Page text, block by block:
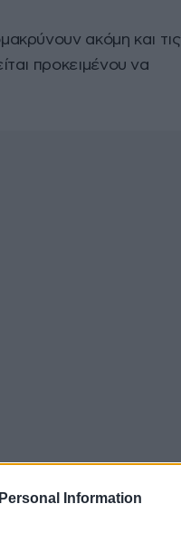
Information
ακόμη και τις
προκειμένου να